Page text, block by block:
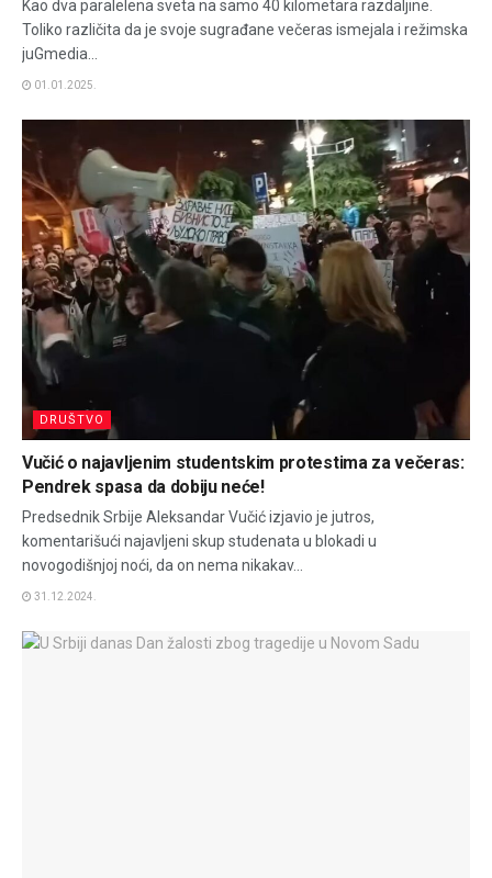
Kao dva paralelena sveta na samo 40 kilometara razdaljine.
Toliko različita da je svoje sugrađane večeras ismejala i režimska
juGmedia...
01.01.2025.
DRUŠTVO
Vučić o najavljenim studentskim protestima za večeras:
Pendrek spasa da dobiju neće!
Predsednik Srbije Aleksandar Vučić izjavio je jutros,
komentarišući najavljeni skup studenata u blokadi u
novogodišnjoj noći, da on nema nikakav...
31.12.2024.